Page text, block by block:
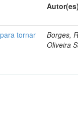
Autor(es)
tornar
Borges,
Oliveira